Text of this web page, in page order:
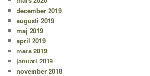
december 2019
augusti 2019
maj 2019
april 2019
mars 2019
januari 2019
november 2018